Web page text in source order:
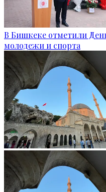
В Бишкеке отметили
молодежи и спорта